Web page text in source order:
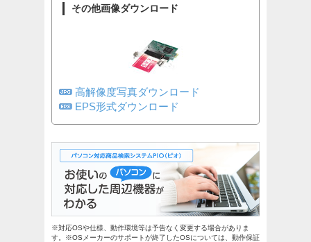
その他画像ダウンロード
高解像度写真ダウンロード
EPS形式ダウンロード
※対応OSや仕様、動作環境等は予告なく変更する場合がありま
す。※OSメーカーのサポートが終了したOSについては、動作保証